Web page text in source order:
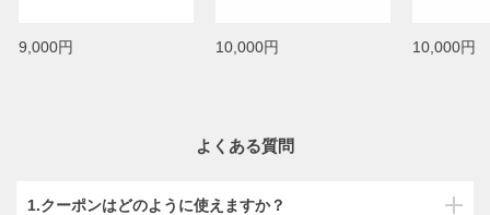
9,000円 10,000円 10,000円
よくある質問
1.クーポンはどのように使えますか？